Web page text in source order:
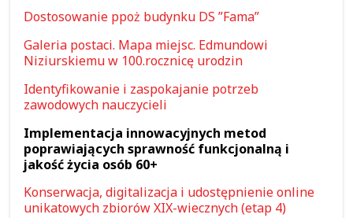
Dostosowanie ppoż budynku DS ”Fama”
Galeria postaci. Mapa miejsc. Edmundowi
Niziurskiemu w 100.rocznicę urodzin
Identyfikowanie i zaspokajanie potrzeb
zawodowych nauczycieli
Implementacja innowacyjnych metod
poprawiających sprawność funkcjonalną i
jakość życia osób 60+
Konserwacja, digitalizacja i udostępnienie online
unikatowych zbiorów XIX-wiecznych (etap 4)